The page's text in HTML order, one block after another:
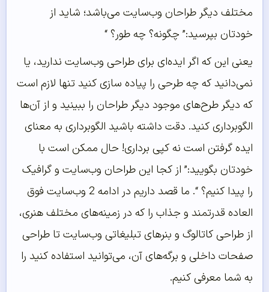
مختلف دیگر طراحان وب‌سایت می‌باشد؛ شاید از
خودتان بپرسید:” چگونه؟ چه طور؟ “
یعنی این که اگر ایده‌ای برای طراحی وب‌سایت ندارید،‌ یا
نمی‌دانید که چه طرحی را پیاده سازی کنید تنها لازم است
که دیگر طرح‌های موجود دیگر طراحان را ببینید و از آن‌ها
الگوبرداری کنید. دقت داشته باشید الگوبرداری به معنای
ایده گرفتن است نه کپی برداری! حال ممکن است با
خودتان بگویید:” از کجا این طراحان وب‌سایت و گرافیک
را پیدا کنیم؟ “. ما قصد داریم در ادامه 2 وب‌سایت فوق
العاده قدرتمند و جذاب را که در زمینه‌های مختلف هنری،
از طراحی کاتالوگ و بنر‌های تبلیغاتی وب‌سایت تا طراحی
صفحات داخلی و برگه‌های آن، می‌توانید استفاده کنید را
به شما معرفی کنیم.